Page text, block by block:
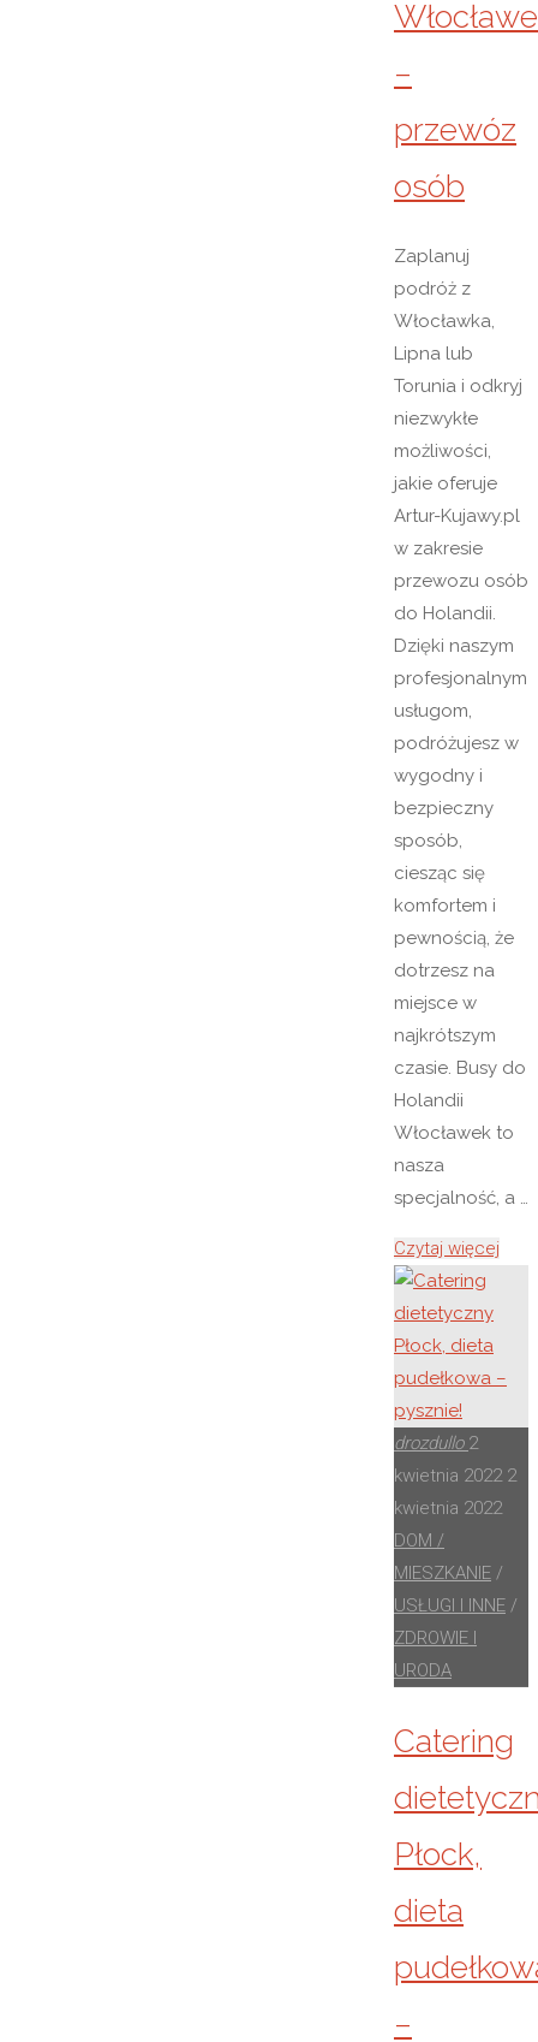
–
przewóz
osób
Zaplanuj
podróż z
Włocławka,
Lipna lub
Torunia i odkryj
niezwykłe
możliwości,
jakie oferuje
Artur-Kujawy.pl
w zakresie
przewozu osób
do Holandii.
Dzięki naszym
profesjonalnym
usługom,
podróżujesz w
wygodny i
bezpieczny
sposób,
ciesząc się
komfortem i
pewnością, że
dotrzesz na
miejsce w
najkrótszym
czasie. Busy do
Holandii
Włocławek to
nasza
specjalność, a …
Czytaj więcej
–
drozdullo 2
kwietnia 2022 2
kwietnia 2022
DOM /
MIESZKANIE /
USŁUGI I INNE /
ZDROWIE I
URODA
Catering
Płock,
dieta
–